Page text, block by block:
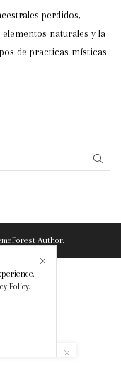
perdidos,
naturales y la
de practicas místicas
Author.
Policy.